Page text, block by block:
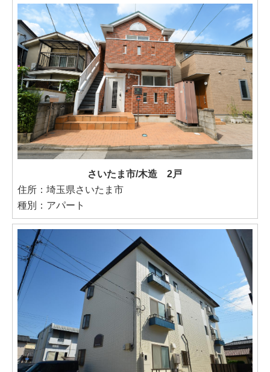
さいたま市/木造 2戸
住所：埼玉県さいたま市
種別：アパート